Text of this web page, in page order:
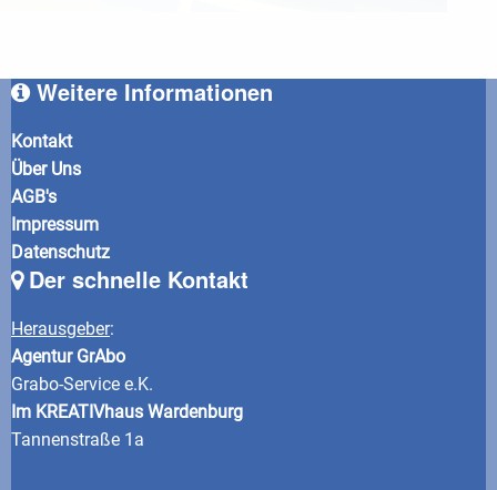
Weitere Informationen
Kontakt
Über Uns
AGB's
Impressum
Datenschutz
Der schnelle Kontakt
Herausgeber:
Agentur GrAbo
Grabo-Service e.K.
Im KREATIVhaus Wardenburg
Tannenstraße 1a